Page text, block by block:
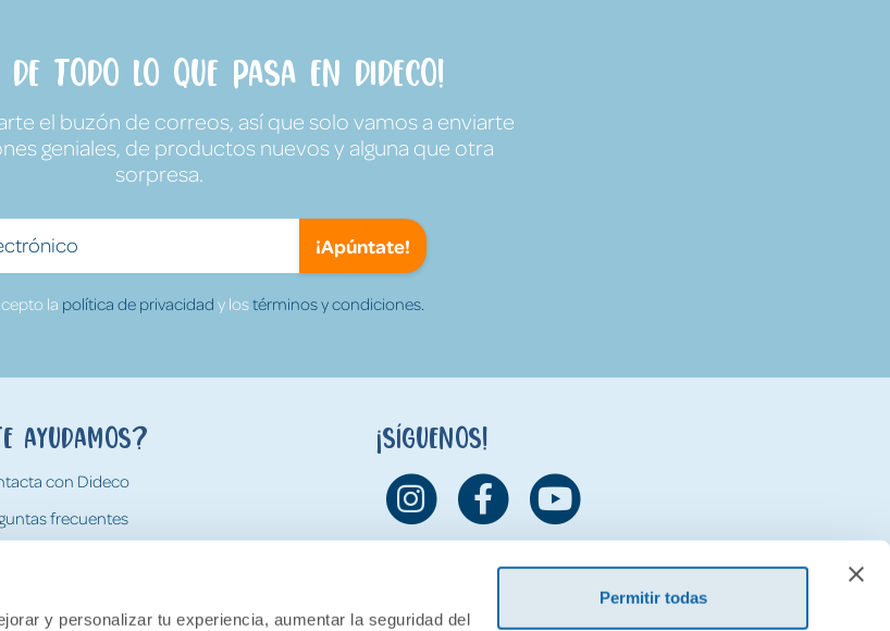
y personalizar tu experiencia, aumentar la seguridad del
Permitir todas
de todo lo que pasa en Dideco!
el buzón de correos, así que solo vamos a enviarte
geniales, de productos nuevos y alguna que otra
sorpresa.
¡Apúntate!
la política de privacidad y lostérminos y condiciones.
ayudamos?
con Dideco
frecuentes
¡Síguenos!